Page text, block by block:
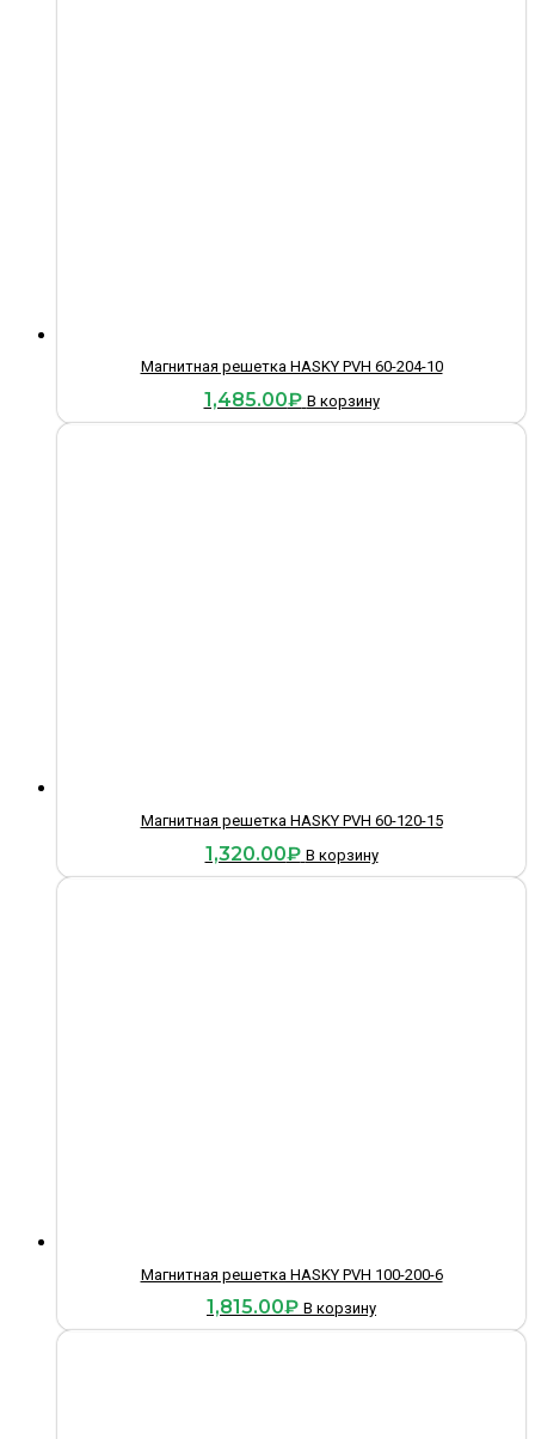
Магнитная решетка HASKY PVH 60-204-10
1,485.00₽ В корзину
Магнитная решетка HASKY PVH 60-120-15
1,320.00₽ В корзину
Магнитная решетка HASKY PVH 100-200-6
1,815.00₽ В корзину